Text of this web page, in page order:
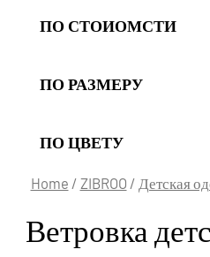
ПО СТОИОМСТИ
ПО РАЗМЕРУ
ПО ЦВЕТУ
Home / ZIBROO / Детская
Ветровка